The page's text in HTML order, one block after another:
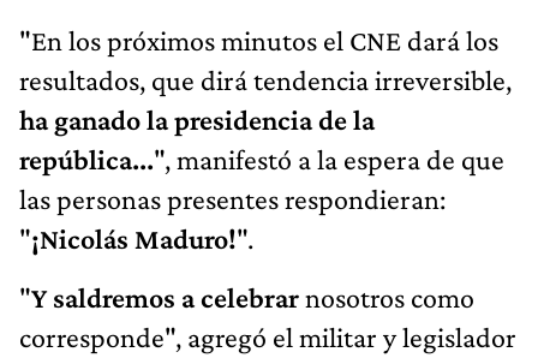
"En los próximos minutos el CNE dará los
resultados, que dirá tendencia irreversible,
ha ganado la presidencia de la
república...", manifestó a la espera de que
las personas presentes respondieran:
"¡Nicolás Maduro!".
"Y saldremos a celebrarnosotros como
corresponde", agregó el militar y legislador